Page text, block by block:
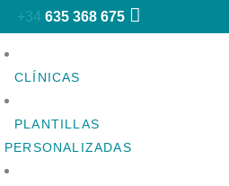
+34 635 368 675
CLÍNICAS
PLANTILLAS
PERSONALIZADAS